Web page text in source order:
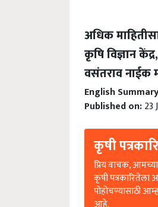
अधिक
कृषि विज्ञान
वसंतराव नाईक
English
Published on: 23
कृषी
प्रिय वाचक,
कृषी
पोहोचण्यासाठी
आहे.